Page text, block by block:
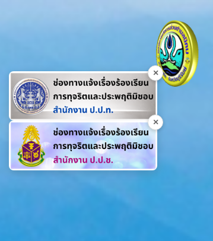
×
×